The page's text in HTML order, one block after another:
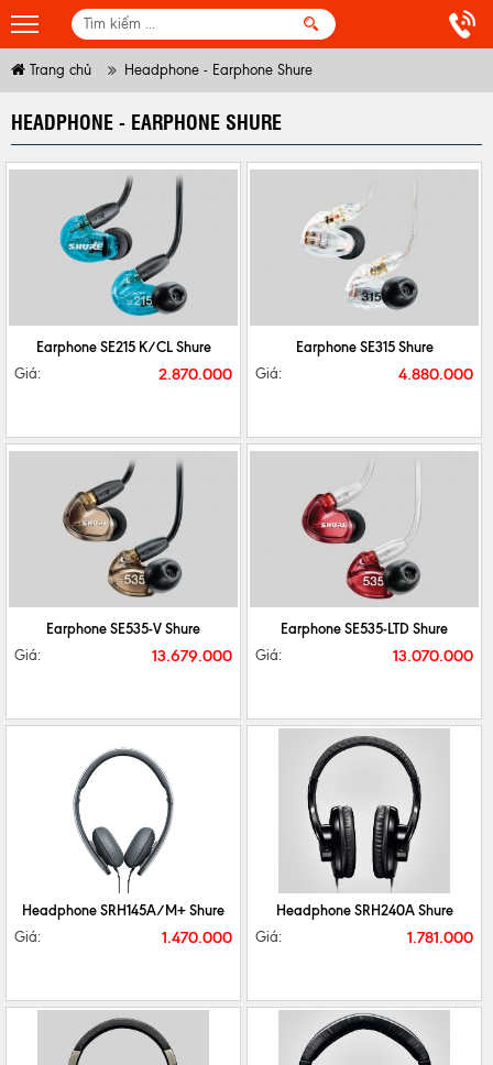
Trang chủ Headphone - Earphone Shure
HEADPHONE - EARPHONE SHURE
MUA NGAY
Earphone SE215 K/CL Shure
Giá: 2.870.000
Earphone SE315 Shure
Giá: 4.880.000
MUA NGAY
Earphone SE535-V Shure
Giá: 13.679.000
MUA NGAY
Earphone SE535-LTD Shure
Giá: 13.070.000
Headphone SRH145A/M+ Shure
Giá: 1.470.000
MUA NGAY
Headphone SRH240A Shure
Giá: 1.781.000